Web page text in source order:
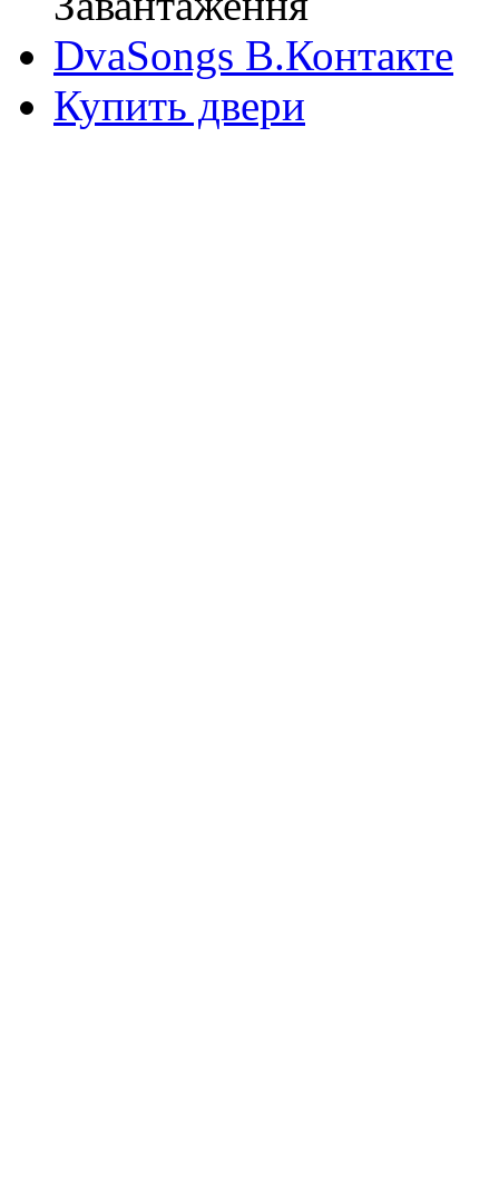
DvaSongs В.Контакте
Купить двери